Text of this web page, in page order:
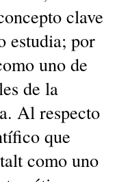
clave
estudia; por
uno de
de la
Al respecto
que
como uno